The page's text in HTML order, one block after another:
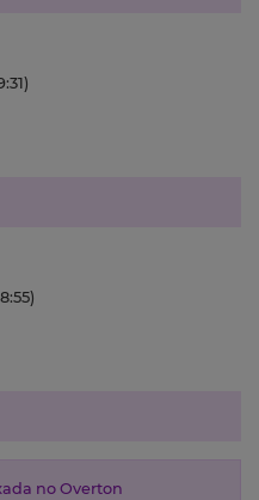
no Overton